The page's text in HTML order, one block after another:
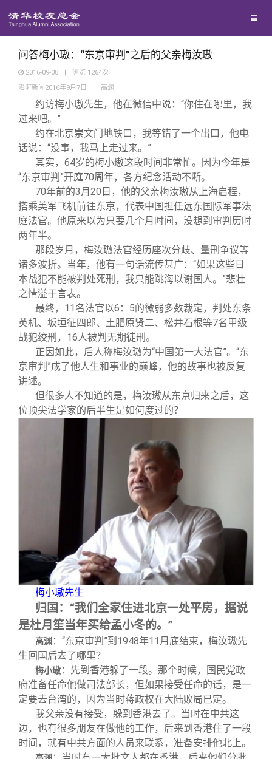
西南联大校友会
义工计划
新媒体平台
青春风采
校友文苑
校友视界
校友服务
信息化服务
三创大赛
实用信息
总会简介
会长致辞
总会章程
联系我们
关闭
问答梅小璈：“东京审判”之后的父亲梅汝璈
2016-09-08 | 浏览 1264次
澎湃新闻2016年9月7日
| 高渊
约访梅小璈先生，他在微信中说：“你住在哪里，我
过来吧。”
约在北京崇文门地铁口，我等错了一个出口，他电
话说：“没事，我马上走过来。”
其实，64岁的梅小璈这段时间非常忙。因为今年是
“东京审判”开庭70周年，各方纪念活动不断。
70年前的3月20日，他的父亲梅汝璈从上海启程，
搭乘美军飞机前往东京，代表中国担任远东国际军事法
庭法官。他原来以为只要几个月时间，没想到审判历时
两年半。
那段岁月，梅汝璈法官经历座次分歧、量刑争议等
诸多波折。当年，他有一句话流传甚广：“如果这些日
本战犯不能被判处死刑，我只能跳海以谢国人。”悲壮
之情溢于言表。
最终，11名法官以6：5的微弱多数裁定，判处东条
英机、坂垣征四郎、土肥原贤二、松井石根等7名甲级
战犯绞刑，16人被判无期徒刑。
正因如此，后人称梅汝璈为“中国第一大法官”。“东
京审判”成了他人生和事业的巅峰，他的故事也被反复
讲述。
但很多人不知道的是，梅汝璈从东京归来之后，这
位顶尖法学家的后半生是如何度过的？
梅小璈先生
归国：“我们全家住进北京一处平房，据说
是杜月笙当年买给孟小冬的。”
高渊 ：“东京审判”到1948年11月底结束，梅汝璈先
生回国后去了哪里？
梅小璈：先到香港躲了一段。那个时候，国民党政
府准备任命他做司法部长，但如果接受任命的话，是一
定要去台湾的，因为当时蒋政权在大陆败局已定。
我父亲没有接受，躲到香港去了。当时在中共这
边，也有很多朋友在做他的工作，后来到香港住了一段
时间，就有中共方面的人员来联系，准备安排他北上。